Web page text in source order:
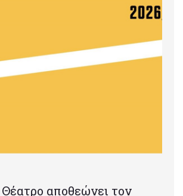
αποθεώνει τον